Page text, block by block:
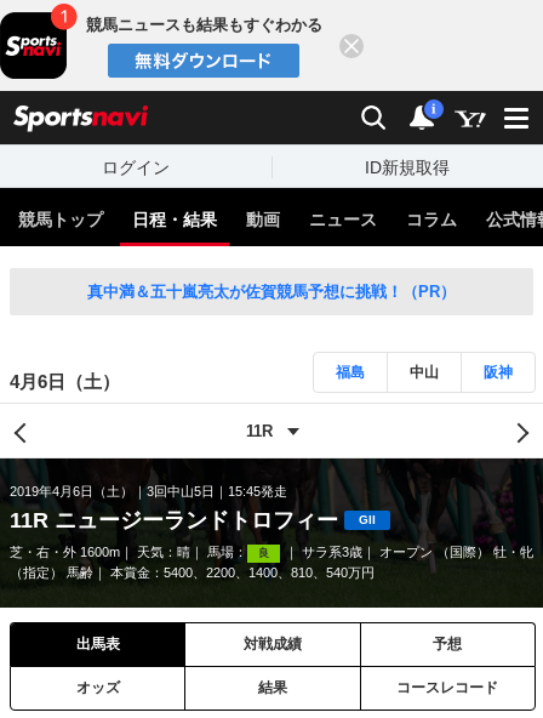
競馬ニュースも結果もすぐわかる
検索 通知
i
ログイン ID新規取得
競馬トップ 日程・結果 動画 ニュース コラム 公式情
真中満＆五十嵐亮太が佐賀競馬予想に挑戦！（PR）
4月6日（土） 福島 中山 阪神
2019年4月6日（土） 3回中山5日 15:45発走
11R ニュージーランドトロフィー GII
芝・右・外 1600m 天気： 晴 馬場： 良 サラ系3歳
オープン （国際） 牡・牝
（指定） 馬齢
本賞金：5400、2200、1400、810、540万円
出馬表 対戦成績 予想
オッズ 結果 コースレコード